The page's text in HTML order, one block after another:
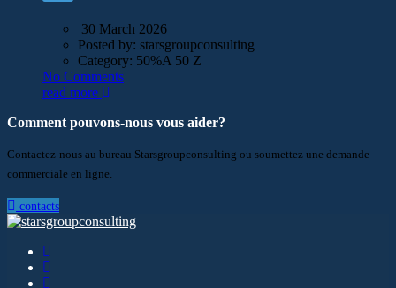
30 March 2026
Posted by: starsgroupconsulting
Category: 50%A 50 Z
No Comments
read more
Comment pouvons-nous vous aider?
Contactez-nous au bureau Starsgroupconsulting ou soumettez une demande
commerciale en ligne.
contacts